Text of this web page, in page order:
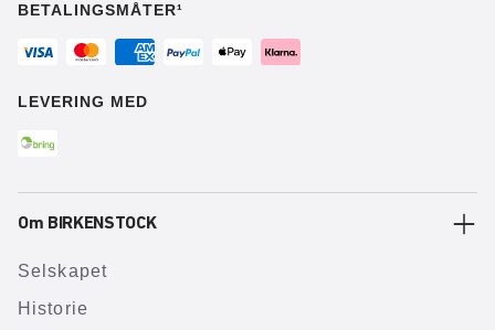
BETALINGSMÅTER¹
LEVERING MED
Om BIRKENSTOCK
Selskapet
Historie